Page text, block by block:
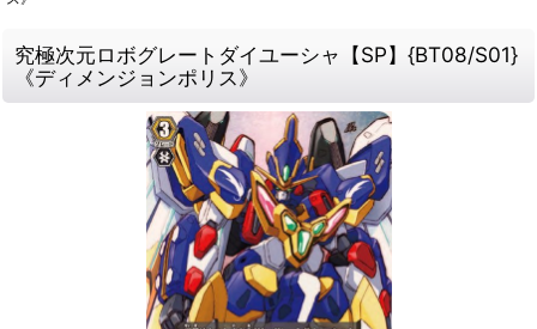
究極次元ロボグレートダイユーシャ【SP】{BT08/S01}
《ディメンジョンポリス》